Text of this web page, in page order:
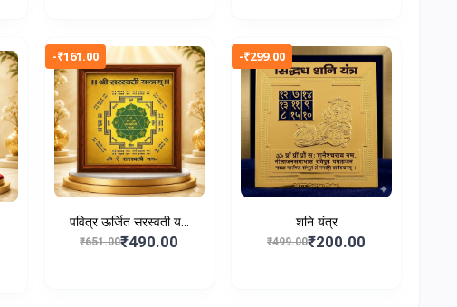
-₹161.00
पवित्र ऊर्जित सरस्वती य...
₹651.00₹490.00
-₹299.00
शनि यंत्र
₹499.00₹200.00